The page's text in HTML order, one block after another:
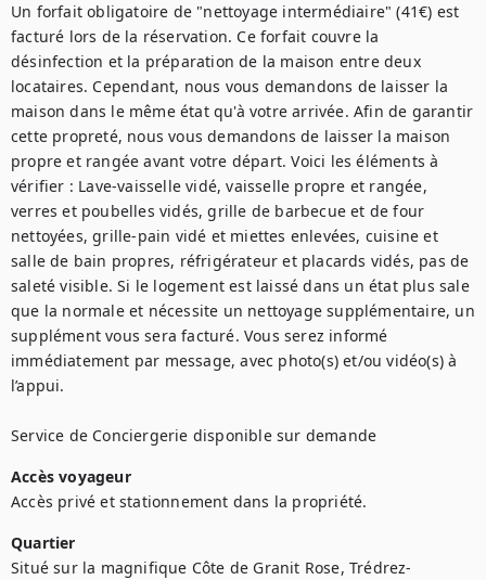
Un forfait obligatoire de "nettoyage intermédiaire" (41€) est
facturé lors de la réservation. Ce forfait couvre la
désinfection et la préparation de la maison entre deux
locataires. Cependant, nous vous demandons de laisser la
maison dans le même état qu'à votre arrivée. Afin de garantir
cette propreté, nous vous demandons de laisser la maison
propre et rangée avant votre départ. Voici les éléments à
vérifier : Lave-vaisselle vidé, vaisselle propre et rangée,
verres et poubelles vidés, grille de barbecue et de four
nettoyées, grille-pain vidé et miettes enlevées, cuisine et
salle de bain propres, réfrigérateur et placards vidés, pas de
saleté visible. Si le logement est laissé dans un état plus sale
que la normale et nécessite un nettoyage supplémentaire, un
supplément vous sera facturé. Vous serez informé
immédiatement par message, avec photo(s) et/ou vidéo(s) à
l’appui.
Service de Conciergerie disponible sur demande
Accès voyageur
Accès privé et stationnement dans la propriété.
Quartier
Situé sur la magnifique Côte de Granit Rose, Trédrez-